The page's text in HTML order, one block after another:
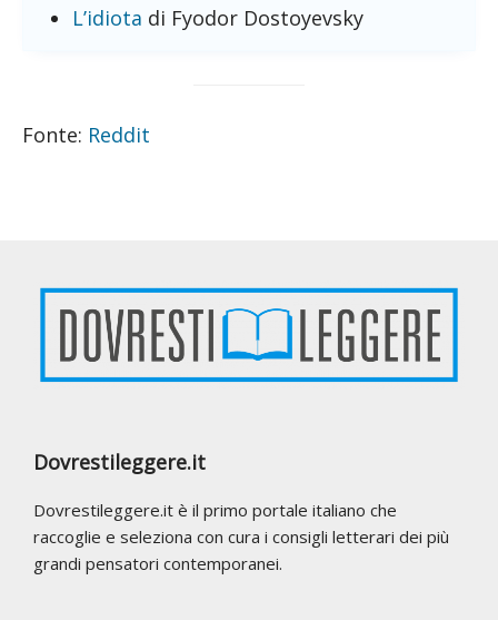
L’idiota di Fyodor Dostoyevsky
Fonte: Reddit
Footer
Dovrestileggere.it
Dovrestileggere.it è il primo portale italiano che
raccoglie e seleziona con cura i consigli letterari dei più
grandi pensatori contemporanei.